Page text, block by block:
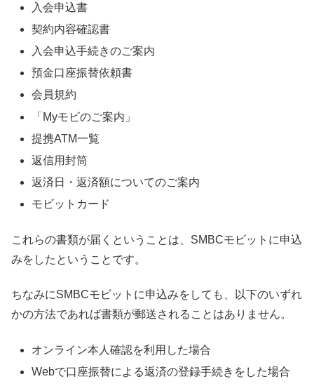
入会申込書
契約内容確認書
入会申込手続きのご案内
預金口座振替依頼書
会員規約
「Myモビのご案内」
提携ATM一覧
返信用封筒
返済日・返済額についてのご案内
モビットカード
これらの書類が届くということは、SMBCモビットに申込
みをしたということです。
ちなみにSMBCモビットに申込みをしても、以下のいずれ
かの方法であれば書類が郵送されることはありません。
オンライン本人確認を利用した場合
Webで口座振替による返済の登録手続きをした場合